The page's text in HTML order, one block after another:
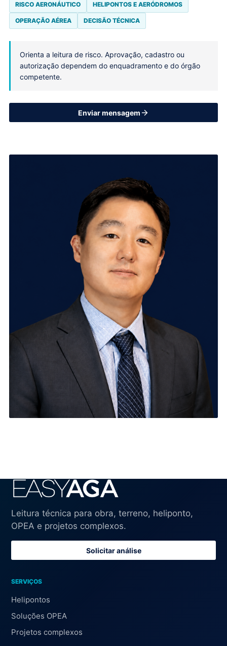
RISCO AERONÁUTICO HELIPONTOS E AERÓDROMOS
OPERAÇÃO AÉREA DECISÃO TÉCNICA
Orienta a leitura de risco. Aprovação, cadastro ou
autorização dependem do enquadramento e do órgão
competente.
Enviar mensagem
Leitura técnica para obra, terreno, heliponto,
OPEA e projetos complexos.
Solicitar análise
SERVIÇOS
Helipontos
Soluções OPEA
Projetos complexos